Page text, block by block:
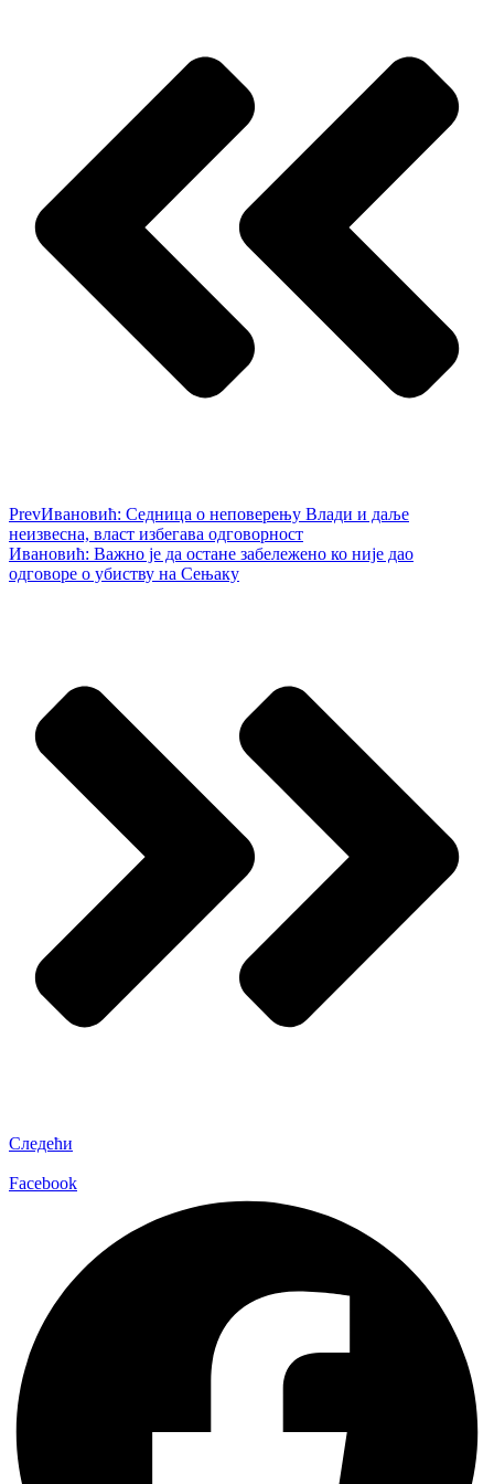
PrevИвановић: Седница о неповерењу Влади и даље
неизвесна, власт избегава одговорност
Ивановић: Важно је да остане забележено ко није дао
одговоре о убиству на Сењаку
Следећи
Facebook